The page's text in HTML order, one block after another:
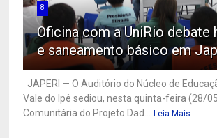
8
Oficina com a UniRio debate
e saneamento básico em
JAPERI — O Auditório do Núcleo de
Vale do Ipê sediou, nesta quinta-feira (28/
Comunitária do Projeto Dad...
Leia Mais